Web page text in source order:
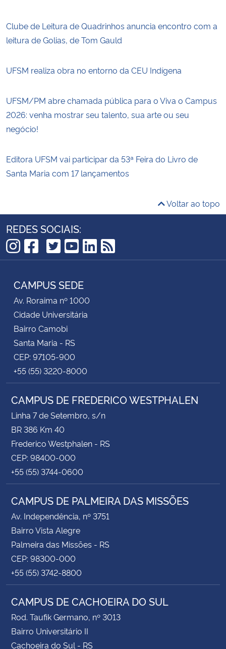
Clube de Leitura de Quadrinhos anuncia encontro com a
leitura de Golias, de Tom Gauld
UFSM realiza obra no entorno da CEU Indígena
UFSM/PM abre chamada pública para o Viva o Campus
2026: venha mostrar seu talento, sua arte ou seu
negócio!
Editora UFSM vai participar da 53ª Feira do Livro de
Santa Maria com 17 lançamentos
Voltar ao topo
REDES SOCIAIS:
Instagram
Facebook
TikTok
Twitter
YouTube
LinkedIn
RSS
CAMPUS SEDE
Av. Roraima nº 1000
Cidade Universitária
Bairro Camobi
Santa Maria - RS
CEP: 97105-900
+55 (55) 3220-8000
CAMPUS DE FREDERICO WESTPHALEN
Linha 7 de Setembro, s/n
BR 386 Km 40
Frederico Westphalen - RS
CEP: 98400-000
+55 (55) 3744-0600
CAMPUS DE PALMEIRA DAS MISSÕES
Av. Independência, nº 3751
Bairro Vista Alegre
Palmeira das Missões - RS
CEP: 98300-000
+55 (55) 3742-8800
CAMPUS DE CACHOEIRA DO SUL
Rod. Taufik Germano, nº 3013
Bairro Universitário II
Cachoeira do Sul - RS